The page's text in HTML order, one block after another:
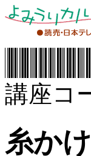
講座コ
糸か